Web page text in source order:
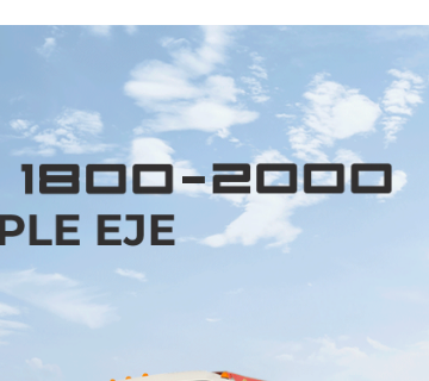
de la semana pasada y hoy
con seres humanos.
criticó duramente los
científica.
a formular preguntas críticas
es reducirlas y no pretender
y hasta con seres humanos”,